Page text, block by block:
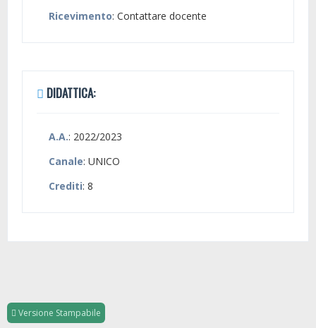
Ricevimento: Contattare docente
DIDATTICA:
A.A.: 2022/2023
Canale: UNICO
Crediti: 8
Versione Stampabile